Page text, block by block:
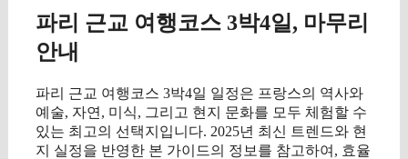
파리 근교 여행코스 3박4일, 마무리
안내
파리 근교 여행코스 3박4일 일정은 프랑스의 역사와
예술, 자연, 미식, 그리고 현지 문화를 모두 체험할 수
있는 최고의 선택지입니다. 2025년 최신 트렌드와 현
지 실정을 반영한 본 가이드의 정보를 참고하여, 효율